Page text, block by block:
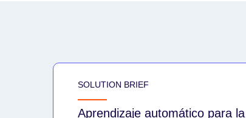
SOLUTION BRIEF
Aprendizaje automático para la